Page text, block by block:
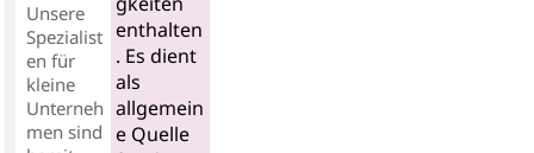
Unsere
Spezialist
en für
kleine
Unterneh
men sind
enthalten
. Es dient
als
allgemein
e Quelle